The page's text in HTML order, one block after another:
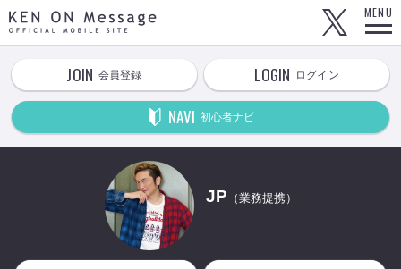
KEN ON Message OFFICIAL MOBILE SITE
MENU
JOIN 会員登録 LOGIN ログイン
NAVI 初心者ナビ
JP （業務提携）